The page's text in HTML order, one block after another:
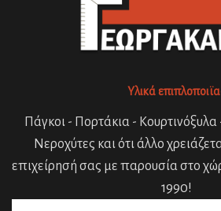
Υλικά
Πάγκοι - Πορτάκια -
Νεροχύτες και ότι άλλο
επιχείρησή σας με παρουσία στο
1990!